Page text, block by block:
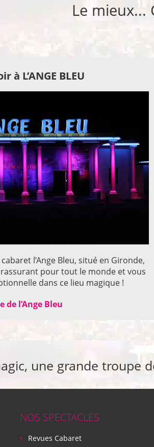
Le mieux...
à L’ANGE BLEU
l’Ange Bleu, situé en Gironde,
pour tout le monde et vous
dans ce lieu magique !
de l’Ange Bleu
une grande troupe
NOS SPECTACLES
Revues Cabaret